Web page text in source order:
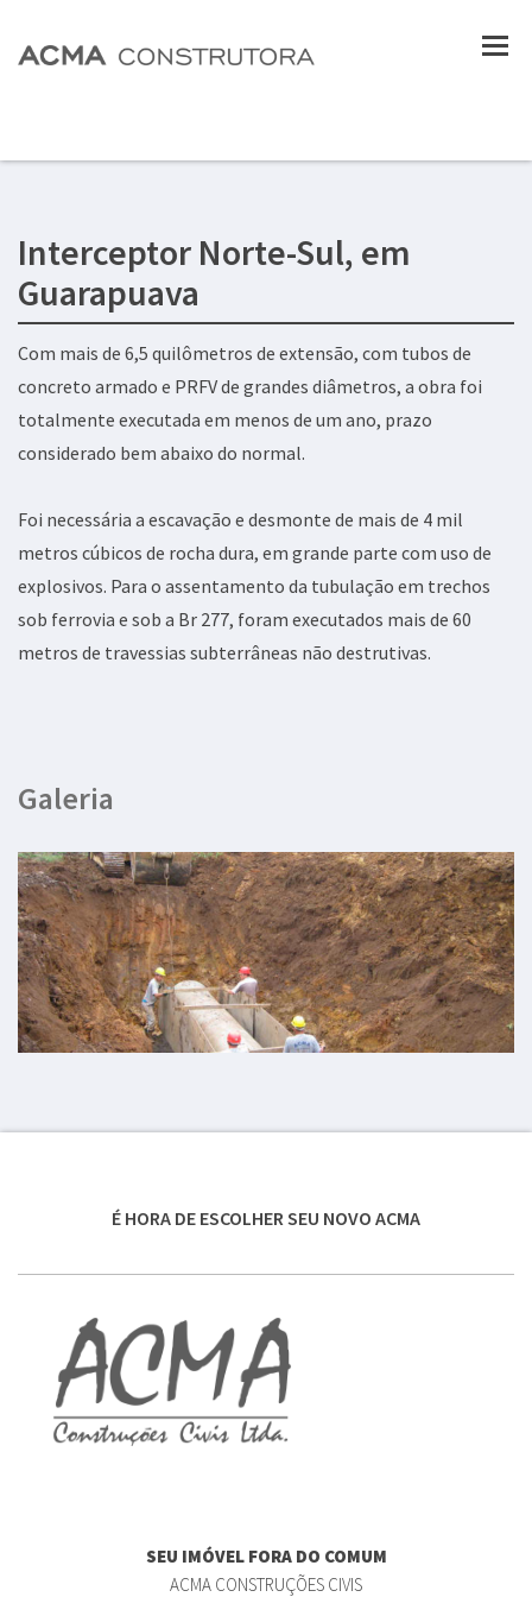
Interceptor Norte-Sul, em
Guarapuava
Com mais de 6,5 quilômetros de extensão, com tubos de
concreto armado e PRFV de grandes diâmetros, a obra foi
totalmente executada em menos de um ano, prazo
considerado bem abaixo do normal.
Foi necessária a escavação e desmonte de mais de 4 mil
metros cúbicos de rocha dura, em grande parte com uso de
explosivos. Para o assentamento da tubulação em trechos
sob ferrovia e sob a Br 277, foram executados mais de 60
metros de travessias subterrâneas não destrutivas.
Galeria
É HORA DE ESCOLHER SEU NOVO ACMA
SEU IMÓVEL FORA DO COMUM
ACMA CONSTRUÇÕES CIVIS